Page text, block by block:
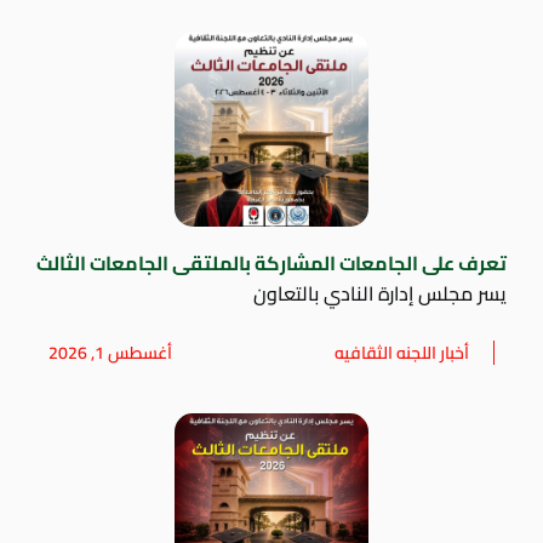
تعرف على الجامعات المشاركة بالملتقى الجامعات الثالث
يسر مجلس إدارة النادي بالتعاون
أخبار اللجنه الثقافيه أغسطس 1, 2026